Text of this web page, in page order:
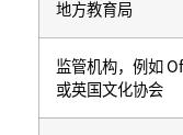
地方教育局
监管机构，例如
或英国文化协会